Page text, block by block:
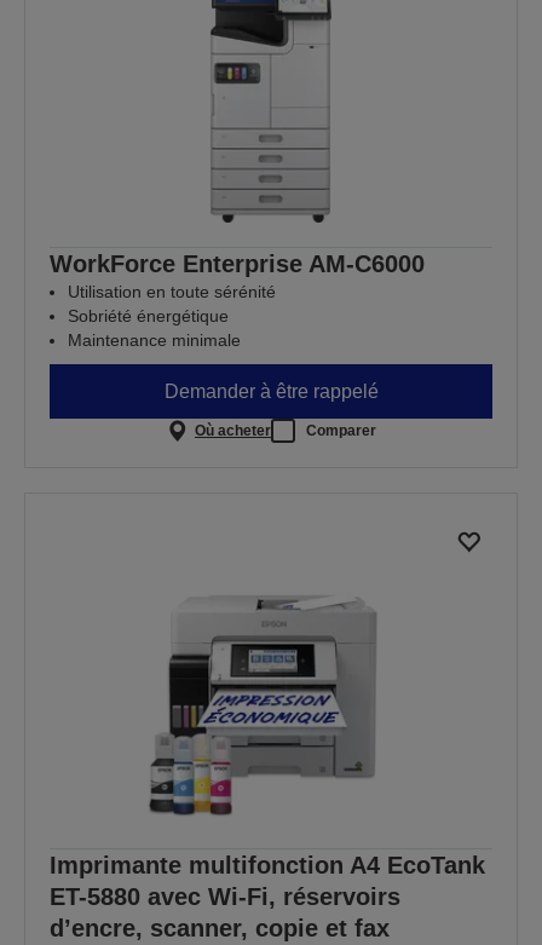
WorkForce Enterprise AM-C6000
Utilisation en toute sérénité
Sobriété énergétique
Maintenance minimale
Demander à être rappelé
Où acheter Comparer
Imprimante multifonction A4 EcoTank
ET-5880 avec Wi-Fi, réservoirs
d’encre, scanner, copie et fax